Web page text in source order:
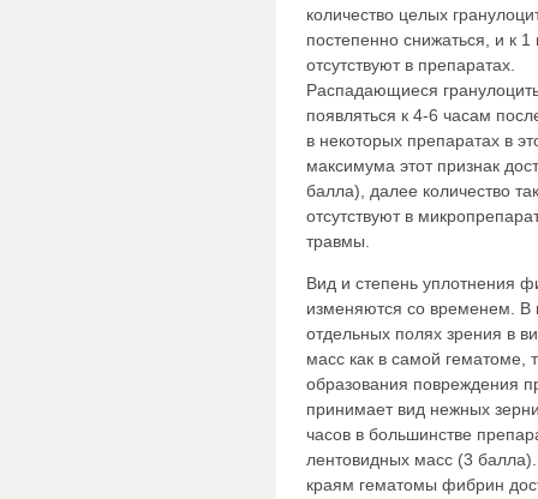
количество целых
постепенно снижаться, и к
отсутствуют в препаратах.
Распадающиеся
появляться к 4-6 часам
в некоторых препаратах в
максимума этот признак
балла), далее количество
отсутствуют в
травмы.
Вид и степень уплотнения
изменяются со временем.
отдельных полях зрения в
масс как в самой гематоме,
образования повреждения
принимает вид нежных
часов в большинстве
лентовидных масс (3
краям гематомы фибрин